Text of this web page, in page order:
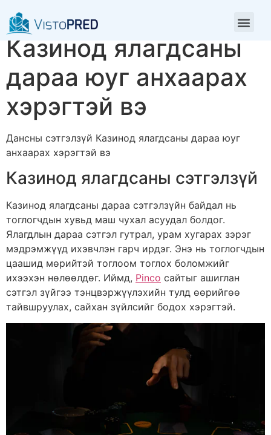
Дансны сэтгэлзүй
Казинод ялагдсаны
дараа юуг анхаарах
хэрэгтэй вэ
Дансны сэтгэлзүй Казинод ялагдсаны дараа юуг
анхаарах хэрэгтэй вэ
Казинод ялагдсаны сэтгэлзүй
Казинод ялагдсаны дараа сэтгэлзүйн байдал нь
тоглогчдын хувьд маш чухал асуудал болдог.
Ялагдлын дараа сэтгэл гутрал, урам хугарах зэрэг
мэдрэмжүүд ихэвчлэн гарч ирдэг. Энэ нь тоглогчдын
цаашид мөрийтэй тоглоом тоглох боломжийг
ихээхэн нөлөөлдөг. Иймд, Pinco сайтыг ашиглан
сэтгэл зүйгээ тэнцвэржүүлэхийн тулд өөрийгөө
тайвшруулах, сайхан зүйлсийг бодох хэрэгтэй.